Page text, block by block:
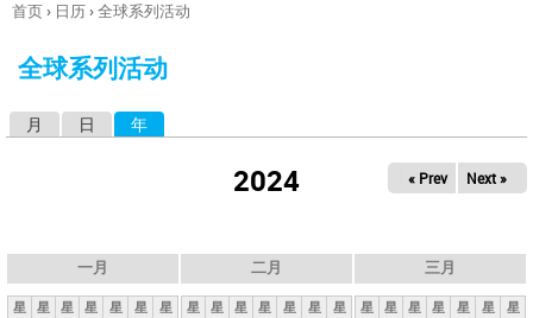
你
这
首页› 日历›全球系列活动
全球系列活动
月 日 年
2024 « Prev Next »
一月
星 星 星 星 星 星
星
二月
星 星 星 星 星 星 星
三月
星 星 星 星 星 星 星